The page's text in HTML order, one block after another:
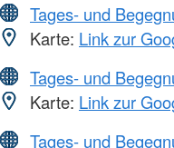
Tages- und
Karte: Link zur
Tages- und
Karte: Link zur
Tages- und